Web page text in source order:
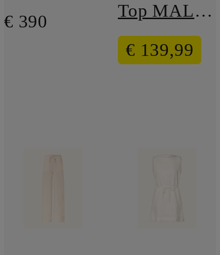
€ 390
Top MALI met linnen
€ 139,99